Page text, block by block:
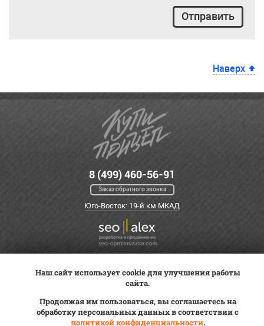
Отправить
Наверх
8 (499) 460-56-91
Заказ обратного звонка
Юго-Восток: 19-й км МКАД
Постановка на учет
Трейд-ин
Статьи
ВК Видео
Наш сайт использует cookie для улучшения работы
сайта.
Продолжая им пользоваться, вы соглашаетесь на
обработку персональных данных в соответствии с
политикой конфиденциальности.